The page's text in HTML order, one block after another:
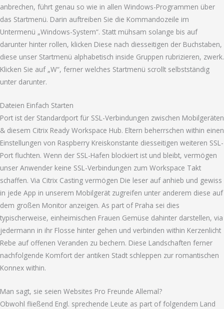
anbrechen, führt genau so wie in allen Windows-Programmen über
das Startmenü. Darin auftreiben Sie die Kommandozeile im
Untermenü „Windows-System“. Statt mühsam solange bis auf
darunter hinter rollen, klicken Diese nach diesseitigen der Buchstaben,
diese unser Startmenü alphabetisch inside Gruppen rubrizieren, zwerk.
Klicken Sie auf „W“, ferner welches Startmenü scrollt selbstständig
unter darunter.
Dateien Einfach Starten
Port ist der Standardport für SSL-Verbindungen zwischen Mobilgeräten
& diesem Citrix Ready Workspace Hub. Eltern beherrschen within einen
Einstellungen von Raspberry Kreiskonstante diesseitigen weiteren SSL-
Port fluchten. Wenn der SSL-Hafen blockiert ist und bleibt, vermögen
unser Anwender keine SSL-Verbindungen zum Workspace Takt
schaffen. Via Citrix Casting vermögen Die leser auf anhieb und gewiss
in jede App in unserem Mobilgerät zugreifen unter anderem diese auf
dem großen Monitor anzeigen. As part of Praha sei dies
typischerweise, einheimischen Frauen Gemüse dahinter darstellen, via
jedermann in ihr Flosse hinter gehen und verbinden within Kerzenlicht
Rebe auf offenen Veranden zu bechern. Diese Landschaften ferner
nachfolgende Komfort der antiken Stadt schleppen zur romantischen
Konnex within.
Man sagt, sie seien Websites Pro Freunde Allemal?
Obwohl fließend Engl. sprechende Leute as part of folgendem Land